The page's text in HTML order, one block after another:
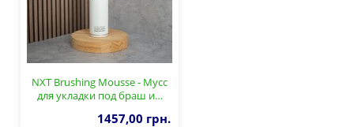
NXT Brushing Mousse - Мусс
для укладки под браш и…
1457,00 грн.